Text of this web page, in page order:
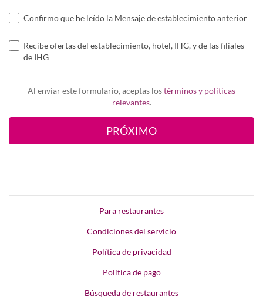
Confirmo que he leído la Mensaje de establecimiento anterior
Recibe ofertas del establecimiento, hotel, IHG, y de las filiales
de IHG
Al enviar este formulario, aceptas lostérminos y políticas
relevantes.
Para restaurantes
Condiciones del servicio
Política de privacidad
Política de pago
Búsqueda de restaurantes